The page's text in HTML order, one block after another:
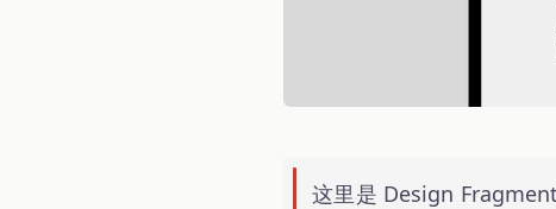
这里是 Design